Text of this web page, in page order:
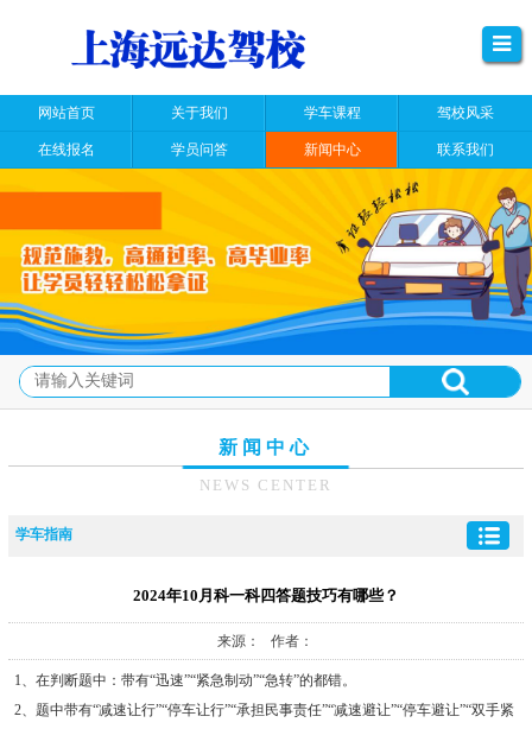
网站首页 关于我们 学车课程 驾校风采
在线报名 学员问答 新闻中心 联系我们
新闻中心
NEWS CENTER
学车指南
2024年10月科一科四答题技巧有哪些？
来源： 作者：
1、在判断题中：带有“迅速”“紧急制动”“急转”的都错。
2、题中带有“减速让行”“停车让行”“承担民事责任”“减速避让”“停车避让”“双手紧